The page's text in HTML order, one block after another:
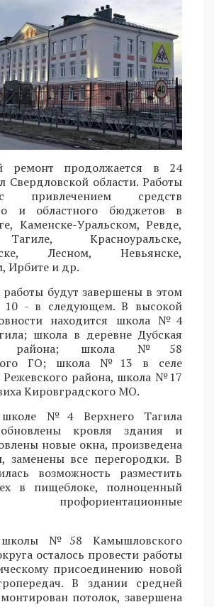
ремонт продолжается в 24
Свердловской области. Работы
привлечением средств
и областного бюджетов в
Каменске-Уральском, Ревде,
Красноуральске,
Лесном, Невьянске,
Ирбите и др.
будут завершены в этом
10 - в следующем. В высокой
находится школа №4
школа в деревне Дубская
района; школа №58
ГО; школа №13 в селе
Режевского района, школа №17
Кировградского МО.
№4 Верхнего Тагила
кровля здания и
новые окна, произведена
заменены все перегородки. В
возможность разместить
в пищеблоке, полноценный
профориентационные
№58 Камышловского
осталось провести работы
присоединению новой
В здании средней
потолок, завершена